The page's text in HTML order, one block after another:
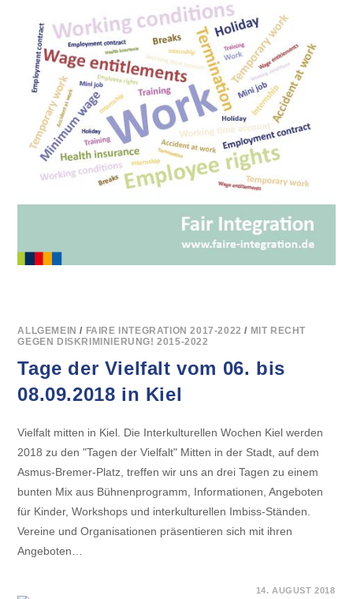
AUF
DEUTSCH
UND
ENGLISCH
VERFÜGBAR
ALLGEMEIN / FAIRE INTEGRATION 2017-2022 / MIT RECHT
GEGEN DISKRIMINIERUNG! 2015-2022
Tage der Vielfalt vom 06. bis
08.09.2018 in Kiel
Vielfalt mitten in Kiel. Die Interkulturellen Wochen Kiel werden
2018 zu den "Tagen der Vielfalt" Mitten in der Stadt, auf dem
Asmus-Bremer-Platz, treffen wir uns an drei Tagen zu einem
bunten Mix aus Bühnenprogramm, Informationen, Angeboten
für Kinder, Workshops und interkulturellen Imbiss-Ständen.
Vereine und Organisationen präsentieren sich mit ihren
Angeboten…
14. AUGUST 2018